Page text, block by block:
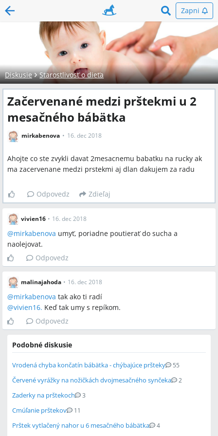
Zapni
Diskusie Starostlivosť o dieťa
Začervenané medzi prštekmi u 2
mesačného bábätka
mirkabenova 16. dec 2018
Ahojte co ste zvykli davat 2mesacnemu babatku na rucky ak
ma zacervenane medzi prstekmi aj dlan dakujem za radu
Odpovedz Zdieľaj
vivien16 • 16. dec 2018
@mirkabenova umyť, poriadne poutierať do sucha a
naolejovat.
Odpovedz
malinajahoda • 16. dec 2018
@mirkabenova tak ako ti radí
@vivien16. Keď tak umy s repíkom.
Odpovedz
Podobné diskusie
Vrodená chyba končatín bábätka - chýbajúce pršteky 55
Červené vyrážky na nožičkách dvojmesačného synčeka 2
Zaderky na prštekoch 3
Cmúľanie prštekov 11
Prštek vytlačený nahor u 6 mesačného bábätka 4